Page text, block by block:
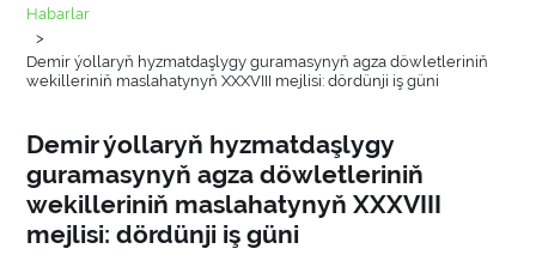
Habarlar
>
Demir ýollaryň hyzmatdaşlygy guramasynyň agza döwletleriniň
wekilleriniň maslahatynyň XXXVIII mejlisi: dördünji iş güni
Demir ýollaryň hyzmatdaşlygy
guramasynyň agza döwletleriniň
wekilleriniň maslahatynyň XXXVIII
mejlisi: dördünji iş güni